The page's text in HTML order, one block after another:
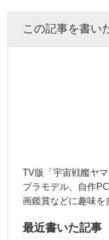
この記事を書い
TV版「宇宙戦艦ヤ
プラモデル、自作
画鑑賞などに趣味を
最近書いた記事